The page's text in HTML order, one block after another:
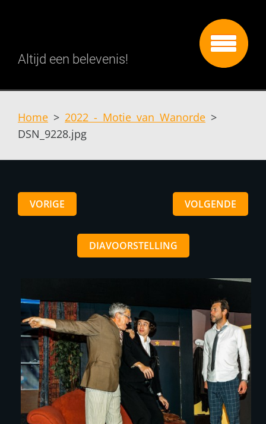
Altijd een belevenis!
Home > 2022 - Motie van Wanorde >
DSN_9228.jpg
VORIGE VOLGENDE
DIAVOORSTELLING